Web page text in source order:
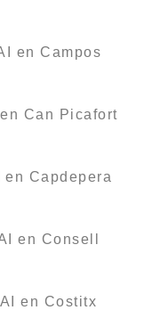
en Campos
Can Picafort
Capdepera
en Consell
en Costitx